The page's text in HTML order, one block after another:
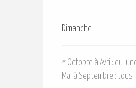
Dimanche
* Octobre à Avril: du
Mai à Septembre :